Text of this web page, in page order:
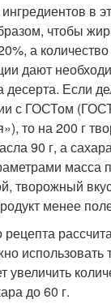
в
чтобы
а
дают
десерта. Если
с ГОСТом
то на 200 г
90 г, а
масса
творожный
менее
использовать
увеличить
до 60 г.